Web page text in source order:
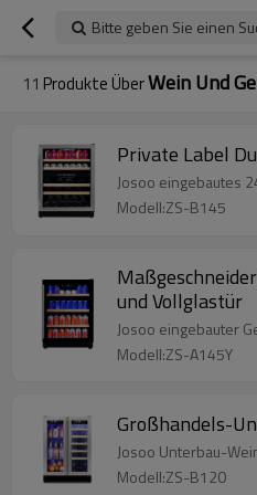
Bitte geben Sie einen
11 Produkte ÜberWein Und
Private Label
Josoo eingebautes
Modell:ZS-B145
und Vollglastür
Josoo eingebauter
Modell:ZS-A145Y
Großhandels-
Josoo Unterbau-
Modell:ZS-B120